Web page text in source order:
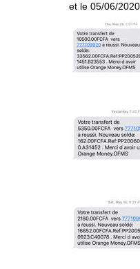
et le 05/06/